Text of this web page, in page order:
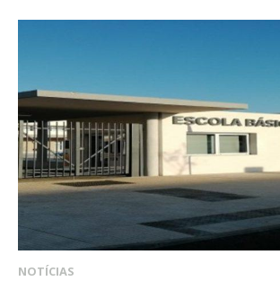
NOTÍCIAS